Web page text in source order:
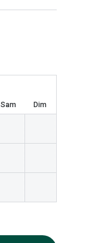
Lunettes de vue
Lunettes de vue
Sam Dim